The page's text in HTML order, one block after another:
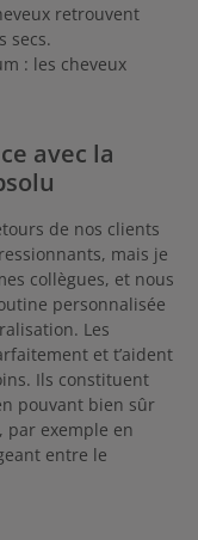
retrouvent
secs.
: les cheveux
avec la
de nos clients
mais je
collègues, et nous
personnalisée
Les
et t’aident
Ils constituent
pouvant bien sûr
par exemple en
entre le